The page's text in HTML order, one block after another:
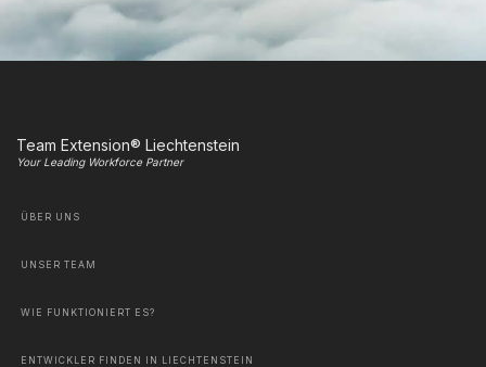
Team Extension® Liechtenstein
Your Leading Workforce Partner
ÜBER UNS
UNSER TEAM
WIE FUNKTIONIERT ES?
ENTWICKLER FINDEN IN LIECHTENSTEIN